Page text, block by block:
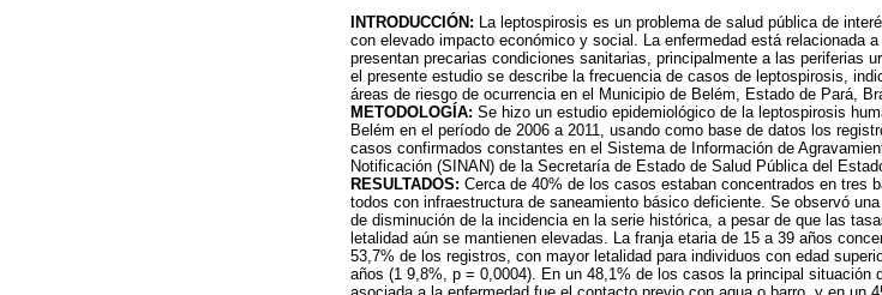
INTRODUCCIÓN: La leptospirosis es un problema de salud pública de
con elevado impacto económico y social. La enfermedad está relacionada a
presentan precarias condiciones sanitarias, principalmente a las periferias
el presente estudio se describe la frecuencia de casos de leptospirosis,
áreas de riesgo de ocurrencia en el Municipio de Belém, Estado de Pará,
METODOLOGÍA: Se hizo un estudio epidemiológico de la leptospirosis
Belém en el período de 2006 a 2011, usando como base de datos los
casos confirmados constantes en el Sistema de Información de
Notificación (SINAN) de la Secretaría de Estado de Salud Pública del
RESULTADOS: Cerca de 40% de los casos estaban concentrados en tres
todos con infraestructura de saneamiento básico deficiente. Se observó
de disminución de la incidencia en la serie histórica, a pesar de que las
letalidad aún se mantienen elevadas. La franja etaria de 15 a 39 años
53,7% de los registros, con mayor letalidad para individuos con edad
años (1 9,8%, p = 0,0004). En un 48,1% de los casos la principal situación